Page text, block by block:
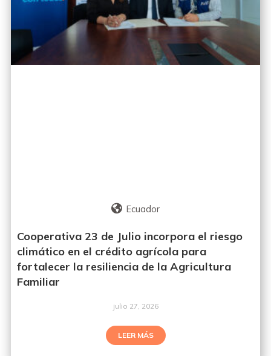
Ecuador
Cooperativa 23 de Julio incorpora el riesgo
climático en el crédito agrícola para
fortalecer la resiliencia de la Agricultura
Familiar
julio 27, 2026
LEER MÁS